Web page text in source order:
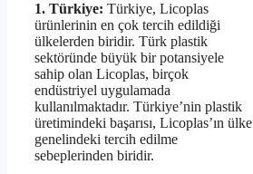
1. Türkiye: Türkiye, Licoplas
ürünlerinin en çok tercih edildiği
ülkelerden biridir. Türk plastik
sektöründe büyük bir potansiyele
sahip olan Licoplas, birçok
endüstriyel uygulamada
kullanılmaktadır. Türkiye’nin plastik
üretimindeki başarısı, Licoplas’ın ülke
genelindeki tercih edilme
sebeplerinden biridir.